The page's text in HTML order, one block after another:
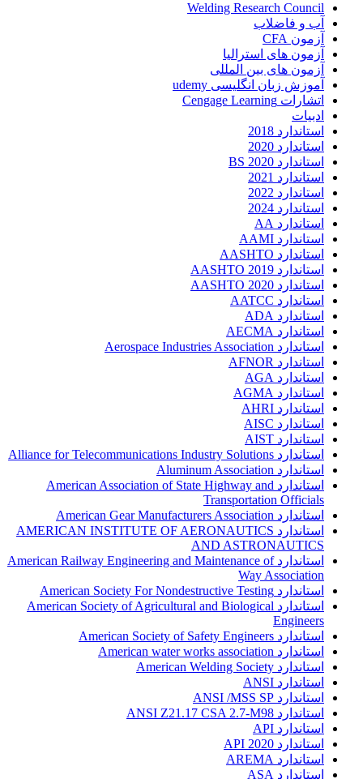
Welding Research Council
آب و فاضلاب
آزمون CFA
آزمون های استرالیا
آزمون های بین المللی
آموزش زبان انگلیسی udemy
اتشارات Cengage Learning
ادبیات
استاندارد 2018
استاندارد 2020
استاندارد 2020 BS
استاندارد 2021
استاندارد 2022
استاندارد 2024
استاندارد AA
استاندارد AAMI
استاندارد AASHTO
استاندارد AASHTO 2019
استاندارد AASHTO 2020
استاندارد AATCC
استاندارد ADA
استاندارد AECMA
استاندارد Aerospace Industries Association
استاندارد AFNOR
استاندارد AGA
استاندارد AGMA
استاندارد AHRI
استاندارد AISC
استاندارد AIST
استاندارد Alliance for Telecommunications Industry Solutions
استاندارد Aluminum Association
استاندارد American Association of State Highway and
Transportation Officials
استاندارد American Gear Manufacturers Association
استاندارد AMERICAN INSTITUTE OF AERONAUTICS
AND ASTRONAUTICS
استاندارد American Railway Engineering and Maintenance of
Way Association
استاندارد American Society For Nondestructive Testing
استاندارد American Society of Agricultural and Biological
Engineers
استاندارد American Society of Safety Engineers
استاندارد American water works association
استاندارد American Welding Society
استاندارد ANSI
استاندارد ANSI /MSS SP
استاندارد ANSI Z21.17 CSA 2.7-M98
استاندارد API
استاندارد API 2020
استاندارد AREMA
استاندارد ASA